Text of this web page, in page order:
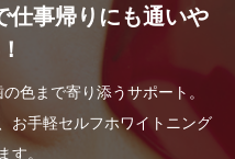
仕事帰りにも通いや
色まで寄り添うサポート。
お手軽セルフホワイトニング
す。